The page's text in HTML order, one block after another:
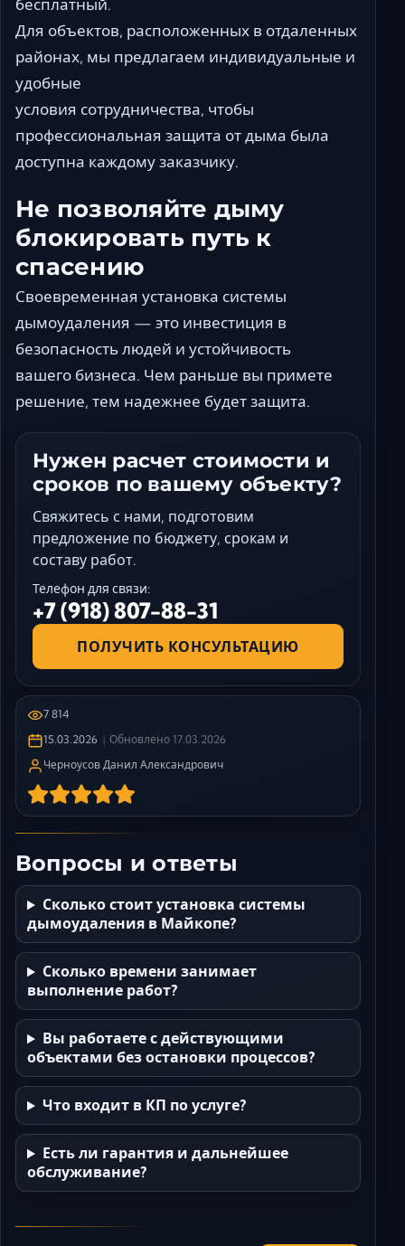
бесплатный.
Для объектов, расположенных в отдаленных
районах, мы предлагаем индивидуальные и
удобные
условия сотрудничества, чтобы
профессиональная защита от дыма была
доступна каждому заказчику.
Не позволяйте дыму
блокировать путь к
спасению
Своевременная установка системы
дымоудаления — это инвестиция в
безопасность людей и устойчивость
вашего бизнеса. Чем раньше вы примете
решение, тем надежнее будет защита.
Нужен расчет стоимости и
сроков по вашему объекту?
Свяжитесь с нами, подготовим
предложение по бюджету, срокам и
составу работ.
Телефон для связи:
+7 (918) 807-88-31
ПОЛУЧИТЬ КОНСУЛЬТАЦИЮ
7 814
15.03.2026
Обновлено 17.03.2026
Черноусов Данил Александрович
Вопросы и ответы
Сколько стоит установка системы
дымоудаления в Майкопе?
Сколько времени занимает
выполнение работ?
Вы работаете с действующими
объектами без остановки процессов?
Что входит в КП по услуге?
Есть ли гарантия и дальнейшее
обслуживание?